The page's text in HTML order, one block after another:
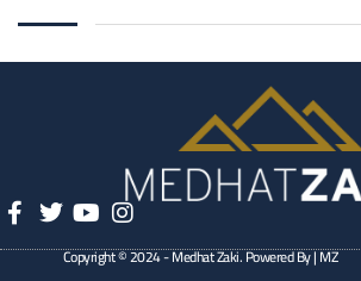
Copyright © 2024 - Medhat Zaki. Powered By | MZ